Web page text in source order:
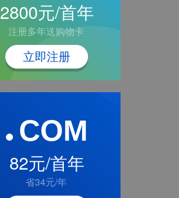
2800元/首年
注册多年送购物卡
立即注册
COM
82元/首年
省34元/年